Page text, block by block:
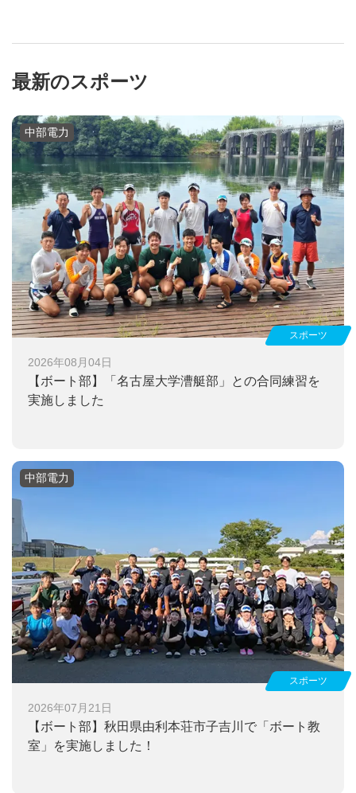
最新のスポーツ
2026年08月04日
【ボート部】
「名古屋大学漕艇部」との合同練習を
実施しました
スポーツ
中部電力
2026年07月21日
【ボート部】 秋田県由利本荘市子吉川で「ボート教
室」を実施しました！
スポーツ
中部電力